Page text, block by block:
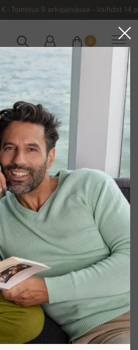
- Toimitus 5 arkipäivässä – Vaihdot
0